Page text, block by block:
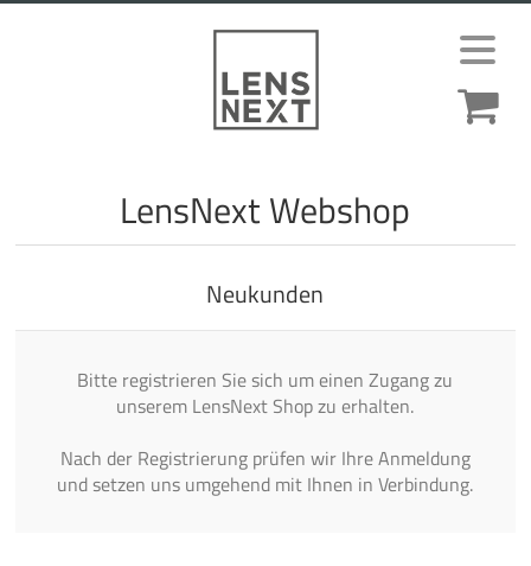
LensNext Webshop
Neukunden
Bitte registrieren Sie sich um einen Zugang zu
unserem LensNext Shop zu erhalten.
Nach der Registrierung prüfen wir Ihre Anmeldung
und setzen uns umgehend mit Ihnen in Verbindung.